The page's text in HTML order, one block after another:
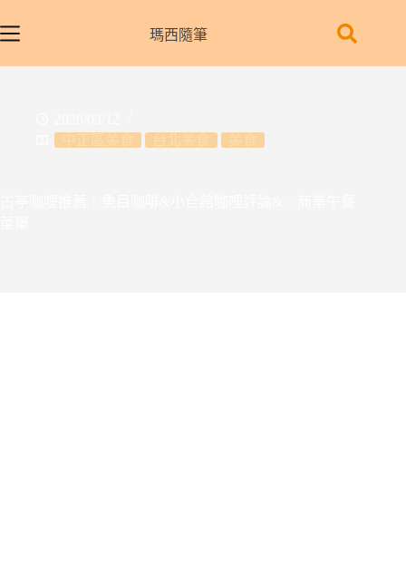
至
瑪西隨筆